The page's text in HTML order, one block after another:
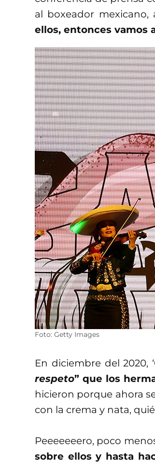
al boxeador mexicano,
ellos, entonces vamos
Foto: Getty Images
En diciembre del 2020,
respeto” que los
hicieron porque ahora
con la crema y nata,
Peeeeeeero, poco
sobre ellos y hasta